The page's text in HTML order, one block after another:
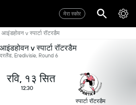
मेरा स्कोर
आइंडहोवन v स्पार्टा रॉटरडैम
v स्पार्टा रॉटरडैम
Eredivisie, Round 6
रवि, १३ सित
12:30
स्पार्टा रॉटरडैम